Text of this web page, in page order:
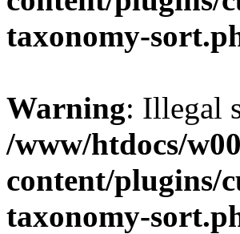
taxonomy-
Warning: Illegal
/www/htdocs/
content/plugins/
taxonomy-